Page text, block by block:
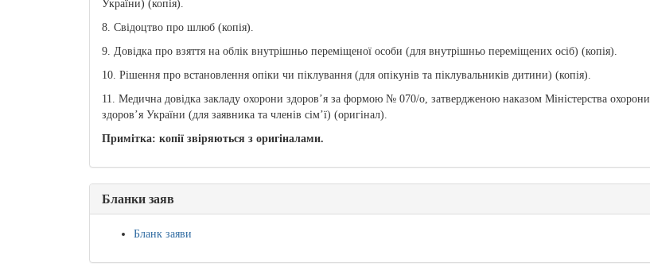
України) (копія).
8. Свідоцтво про шлюб (копія).
9. Довідка про взяття на облік внутрішньо переміщеної особи (для внутрішньо переміщених осіб) (копія).
10. Рішення про встановлення опіки чи піклування (для опікунів та піклувальників дитини) (копія).
11. Медична довідка закладу охорони здоров’я за формою № 070/о, затвердженою наказом Міністерства охорони
здоров’я України (для заявника та членів сім’ї) (оригінал).
Примітка: копії звіряються з оригіналами.
Бланки заяв
Бланк заяви